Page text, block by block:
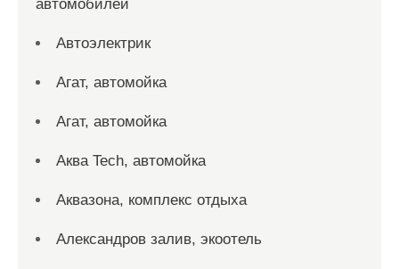
автомобилей
Автоэлектрик
Агат, автомойка
Агат, автомойка
Аква Tech, автомойка
Аквазона, комплекс отдыха
Александров залив, экоотель